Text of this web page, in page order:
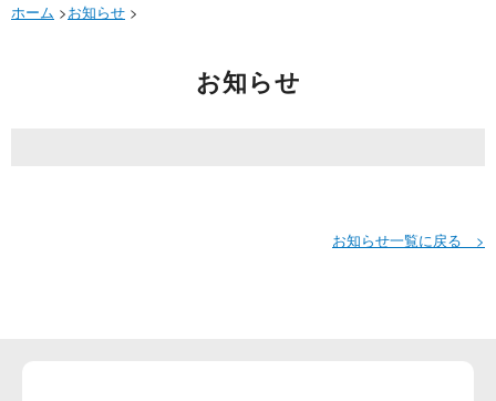
ホーム >お知らせ >
お知らせ
お知らせ一覧に戻る >